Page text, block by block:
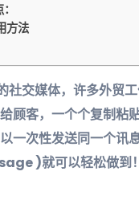
方法
交媒体，许多外贸
顾客，一个个复制粘
一次性发送同一个
)就可以轻松做到！